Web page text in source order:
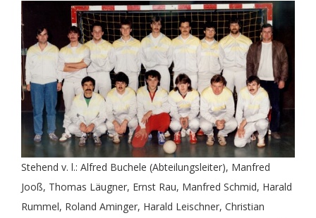
Stehend v. l.: Alfred Buchele (Abteilungsleiter), Manfred
Jooß, Thomas Läugner, Ernst Rau, Manfred Schmid, Harald
Rummel, Roland Aminger, Harald Leischner, Christian